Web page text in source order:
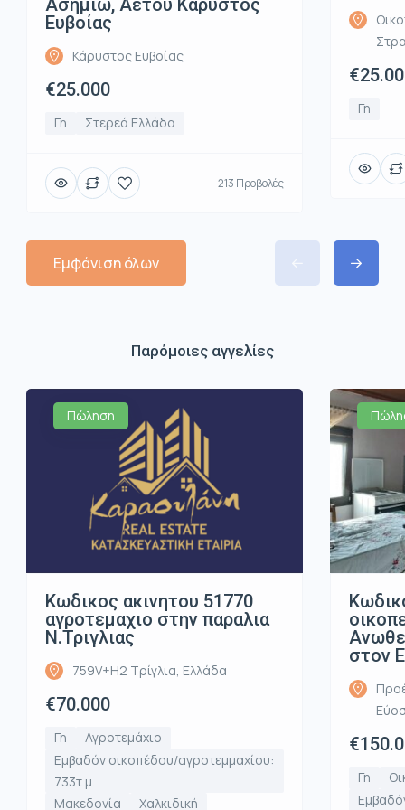
Ασημιώ, Αετού Κάρυστος
Ευβοίας
Κάρυστος Ευβοίας
€25.000
Γη Στερεά Ελλάδα
213 Προβολές
Γη
Εμφάνιση όλων
Παρόμοιες αγγελίες
Πώληση
Κωδικος ακινητου 51770
αγροτεμαχιο στην παραλια
Ν.Τριγλιας
759V+H2 Τρίγλια, Ελλάδα
€70.000
Γη
Αγροτεμάχιο
Εμβαδόν οικοπέδου/αγροτεμμαχίου:
733τ.μ.
Μακεδονία
Χαλκιδική
στον
Γη